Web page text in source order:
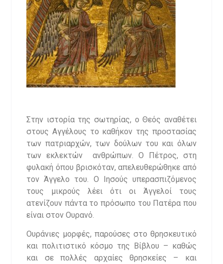
Στην ιστορία της σωτηρίας, ο Θεός αναθέτει
στους Αγγέλους το καθήκον της προστασίας
των πατριαρχών, των δούλων του και όλων
των εκλεκτών ανθρώπων. Ο Πέτρος, στη
φυλακή όπου βρισκόταν, απελευθερώθηκε από
τον Άγγελο του. Ο Ιησούς υπερασπιζόμενος
τους μικρούς λέει ότι οι Άγγελοί τους
ατενίζουν πάντα το πρόσωπο του Πατέρα που
είναι στον Ουρανό.
Ουράνιες μορφές, παρούσες στο θρησκευτικό
και πολιτιστικό κόσμο της Βίβλου – καθώς
και σε πολλές αρχαίες θρησκείες – και